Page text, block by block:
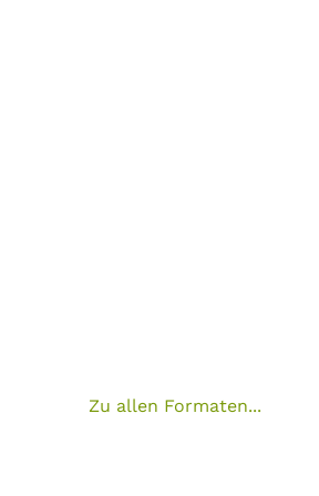
Zu allen Formaten...